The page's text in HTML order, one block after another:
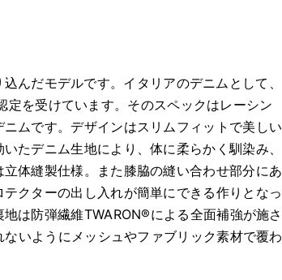
んだモデルです。イタリアのデニムとして、
を受けています。そのスペックはレーシン
ムです。デザインはスリムフィットで美しい
たデニム生地により、体に柔らかく馴染み、
体縫製仕様。また膝脇の縫い合わせ部分にあ
クターの出し入れが簡単にできる作りとなっ
は防弾繊維TWARON®による全面補強が施さ
いようにメッシュやファブリック素材で覆わ